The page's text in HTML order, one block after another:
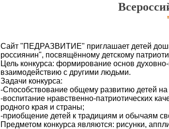
Сайт "ПЕДРАЗВИТИЕ" приглашает детей
россиянин", посвящённому детскому
Цель конкурса: формирование основ
взаимодействию с другими людьми.
Задачи конкурса:
-Способствование общему развитию детей
-воспитание нравственно-патриотических
родного края и страны;
-приобщение детей к традициям и обычаям
Предметом конкурса являются: рисунки,